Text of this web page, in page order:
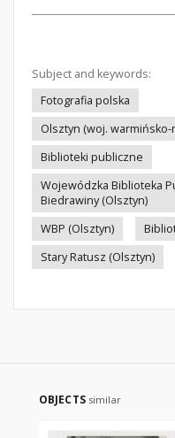
Subject and keywords:
Fotografia polska
Olsztyn (woj.
Biblioteki publiczne
Wojewódzka Biblioteka
Biedrawiny (Olsztyn)
WBP (Olsztyn)
Stary Ratusz (Olsztyn)
OBJECTS similar